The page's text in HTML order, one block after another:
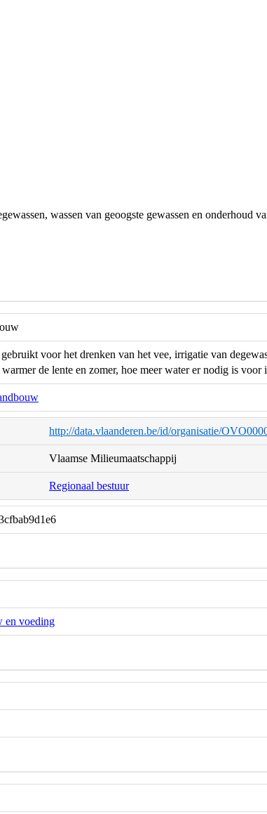
wassen van geoogste gewassen en onderhoud
voor het drenken van het vee, irrigatie van
de lente en zomer, hoe meer water er nodig is
http://data.vlaanderen.be/id/organisatie/
Vlaamse Milieumaatschappij
Regionaal bestuur
en voeding